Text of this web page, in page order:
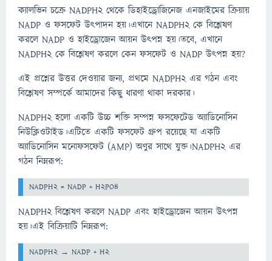
ক্যালভিন চক্রে NADPH2 থেকে ডিহাইড্রোজিনেজ এনজাইমের ক্রিয়ায়
NADP ও ফসফেট উৎপাদন হয়।এখানে NADPH2 কে বিশ্লেষণ
করলে NADP ও হাইড্রোজেন আয়ন উত্পন্ন হয়।তবে, এখানে
NADPH2 কে বিশ্লেষণ করলে কেন ফসফেট ও NADP উত্পন্ন হয়?
এই প্রশ্নের উত্তর দেওয়ার জন্য, প্রথমে NADPH2 এর গঠন এবং
বিশ্লেষণ সম্পর্কে আমাদের কিছু ধারণা থাকা দরকার।
NADPH2 হলো একটি উচ্চ শক্তি সম্পন্ন ফসফেটেড অ্যাডিনোসিন
নিউক্লিওটাইড।এটিতে একটি ফসফেট গ্রুপ রয়েছে যা একটি
অ্যাডিনোসিন মনোফসফেট (AMP) অণুর সাথে যুক্ত।NADPH2 এর
গঠন নিম্নরূপ:
NADPH2 বিশ্লেষণ করলে NADP এবং হাইড্রোজেন আয়ন উৎপন্ন
হয়।এই বিক্রিয়াটি নিম্নরূপ: